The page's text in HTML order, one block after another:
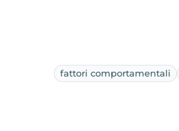
fattori comportamentali